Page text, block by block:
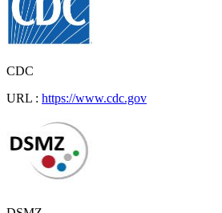
CDC
URL : https://www.cdc.gov